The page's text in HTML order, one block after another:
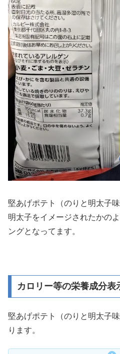
堅あげポテト（のりと明太子
明太子をイメージされたかの
ングとなってます。
カロリー等の栄養成分表
堅あげポテト（のりと明太子
ります。